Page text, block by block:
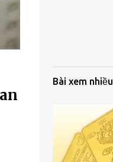
Bài xem nhiều